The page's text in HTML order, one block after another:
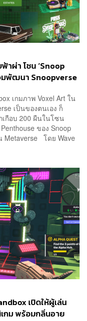
าผ่า โซน ‘Snoop
มพัฒนา Snoopverse
เกมภาพ Voxel Art ใน
เป็นของตนเอง ก็
กือบ 200 ผืนในโซน
ของ Snoop
Metaverse โดย Wave
เปิดให้ผู้เล่น
กม พร้อมกลิ่นอาย